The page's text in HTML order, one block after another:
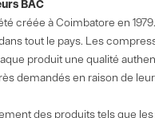
BAC
créée à Coimbatore en
tout le pays. Les
produit une qualité
demandés en raison de
des produits tels que